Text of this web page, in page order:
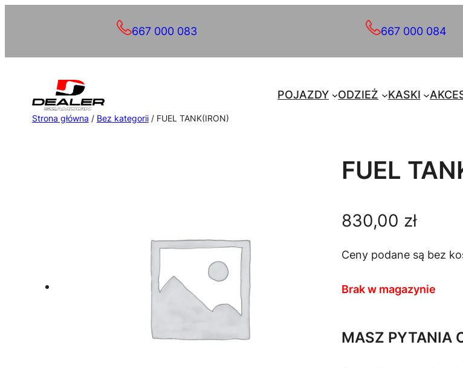
667 000 083 667 000 084
POJAZDY ODZIEŻ KASKI
Strona główna / Bez kategorii/ FUEL TANK(IRON)
FUEL
830,00 zł
Ceny podane są bez
Brak w magazynie
MASZ PYTANIA